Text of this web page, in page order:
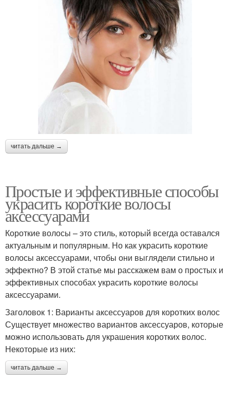
читать дальше →
Простые и эффективные способы
украсить короткие волосы
аксессуарами
Короткие волосы – это стиль, который всегда оставался
актуальным и популярным. Но как украсить короткие
волосы аксессуарами, чтобы они выглядели стильно и
эффектно? В этой статье мы расскажем вам о простых и
эффективных способах украсить короткие волосы
аксессуарами.
Заголовок 1: Варианты аксессуаров для коротких волос
Существует множество вариантов аксессуаров, которые
можно использовать для украшения коротких волос.
Некоторые из них:
читать дальше →